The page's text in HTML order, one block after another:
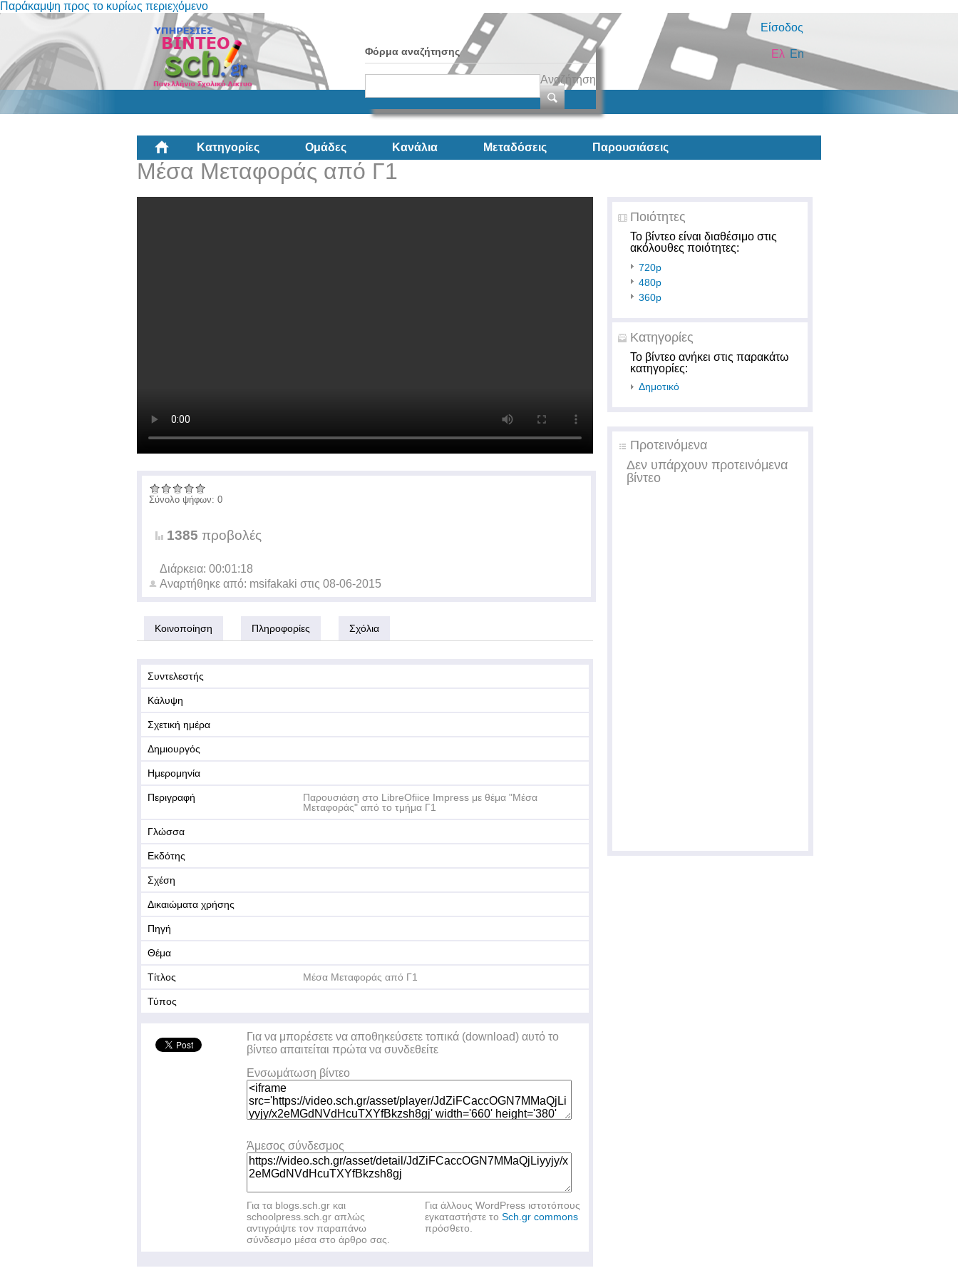
Παράκαμψη προς το κυρίως περιεχόμενο
Είσοδος
Φόρμα αναζήτησης
Αναζήτηση
En
Ελ
Κατηγορίες Ομάδες Κανάλια Μεταδόσεις Παρουσιάσεις
Μέσα Μεταφοράς από Γ1
Ποιότητες
Το βίντεο είναι διαθέσιμο στις
ακόλουθες ποιότητες:
720p
480p
360p
Κατηγορίες
Το βίντεο ανήκει στις παρακάτω
κατηγορίες:
Δημοτικό
Προτεινόμενα
Δεν υπάρχουν προτεινόμενα
βίντεο
Σύνολο ψήφων: 0
1385 προβολές
Διάρκεια: 00:01:18
Αναρτήθηκε από: msifakaki στις 08-06-2015
Κοινοποίηση Πληροφορίες Σχόλια
Συντελεστής
Κάλυψη
Σχετική ημέρα
Δημιουργός
Ημερομηνία
Περιγραφή
Παρουσιάση στο LibreOfiice Impress με θέμα "Μέσα
Μεταφοράς" από το τμήμα Γ1
Γλώσσα
Εκδότης
Σχέση
Δικαιώματα χρήσης
Πηγή
Θέμα
Τίτλος Μέσα Μεταφοράς από Γ1
Τύπος
Για να μπορέσετε να αποθηκεύσετε τοπικά (download) αυτό το
βίντεο απαιτείται πρώτα να συνδεθείτε
Ενσωμάτωση βίντεο
Άμεσος σύνδεσμος
Για τα blogs.sch.gr και
schoolpress.sch.gr απλώς
αντιγράψτε τον παραπάνω
σύνδεσμο μέσα στο άρθρο σας.
Για άλλους WordPress ιστοτόπους
εγκαταστήστε το Sch.gr commons
πρόσθετο.